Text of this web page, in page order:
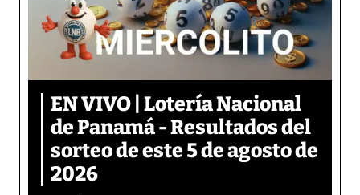
EN VIVO | Lotería Nacional
de Panamá - Resultados del
sorteo de este 5 de agosto de
2026